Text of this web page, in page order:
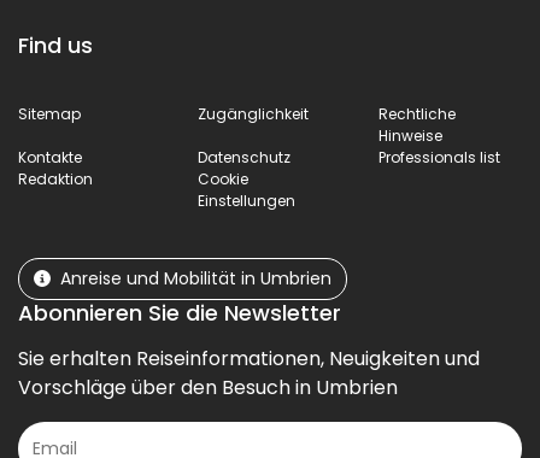
Find us
Sitemap Zugänglichkeit
Rechtliche
Hinweise
Kontakte
Datenschutz
Professionals list
Redaktion
Cookie
Einstellungen
Anreise und Mobilität in Umbrien
Abonnieren Sie die Newsletter
Sie erhalten Reiseinformationen, Neuigkeiten und
Vorschläge über den Besuch in Umbrien